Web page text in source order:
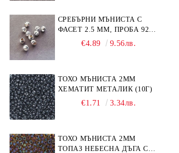
СРЕБЪРНИ МЪНИСТА С
ФАСЕТ 2.5 ММ, ПРОБА 925
€4.89 9.56лв.
ТОХО МЪНИСТА 2ММ
ХЕМАТИТ МЕТАЛИК (10Г)
€1.71 3.34лв.
ТОХО МЪНИСТА 2ММ
ТОПАЗ НЕБЕСНА ДЪГА С